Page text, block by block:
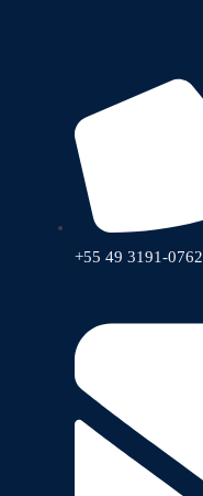
+55 49 3191-0762